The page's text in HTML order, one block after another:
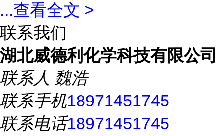
...查看全文 >
联系我们
湖北威德利化学科技有限公司
联系人 魏浩
联系手机18971451745
联系电话18971451745